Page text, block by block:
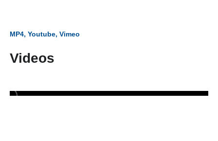
MP4, Youtube, Vimeo
Videos